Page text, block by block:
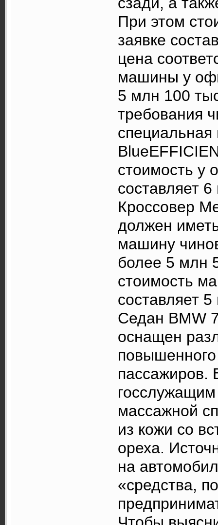
При этом
заявке
цена
машины у
5 млн 100
требования
стоимость у
составляет
Кроссовер
должен
машину
более 5 млн
стоимость
составляет
Седан BMW
оснащен
пассажиров.
госслужащим
массажной
из кожи со
ореха.
на
«средства,